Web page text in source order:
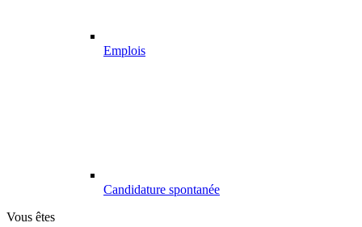
Emplois
Candidature spontanée
Vous êtes